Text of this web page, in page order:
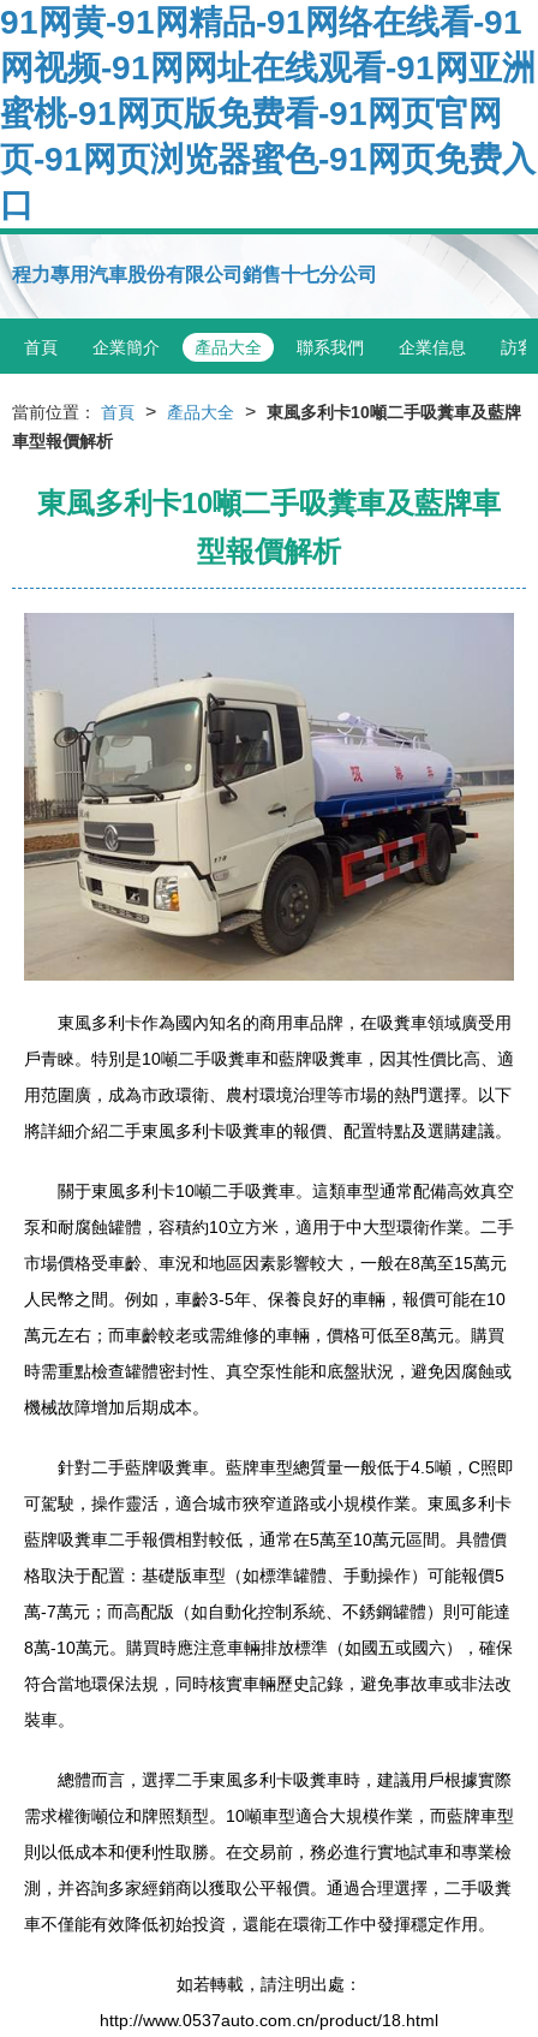
91网黄-91网精品-91网络在线看-91
网视频-91网网址在线观看-91网亚洲
蜜桃-91网页版免费看-91网页官网
页-91网页浏览器蜜色-91网页免费入
口
程力專用汽車股份有限公司銷售十七分公司
首頁 企業簡介 產品大全 聯系我們 企業信息 訪客
當前位置： 首頁 > 產品大全 > 東風多利卡10噸二手吸糞車及藍牌
車型報價解析
東風多利卡10噸二手吸糞車及藍牌車
型報價解析
東風多利卡作為國內知名的商用車品牌，在吸糞車領域廣受用
戶青睞。特別是10噸二手吸糞車和藍牌吸糞車，因其性價比高、適
用范圍廣，成為市政環衛、農村環境治理等市場的熱門選擇。以下
將詳細介紹二手東風多利卡吸糞車的報價、配置特點及選購建議。
關于東風多利卡10噸二手吸糞車。這類車型通常配備高效真空
泵和耐腐蝕罐體，容積約10立方米，適用于中大型環衛作業。二手
市場價格受車齡、車況和地區因素影響較大，一般在8萬至15萬元
人民幣之間。例如，車齡3-5年、保養良好的車輛，報價可能在10
萬元左右；而車齡較老或需維修的車輛，價格可低至8萬元。購買
時需重點檢查罐體密封性、真空泵性能和底盤狀況，避免因腐蝕或
機械故障增加后期成本。
針對二手藍牌吸糞車。藍牌車型總質量一般低于4.5噸，C照即
可駕駛，操作靈活，適合城市狹窄道路或小規模作業。東風多利卡
藍牌吸糞車二手報價相對較低，通常在5萬至10萬元區間。具體價
格取決于配置：基礎版車型（如標準罐體、手動操作）可能報價5
萬-7萬元；而高配版（如自動化控制系統、不銹鋼罐體）則可能達
8萬-10萬元。購買時應注意車輛排放標準（如國五或國六），確保
符合當地環保法規，同時核實車輛歷史記錄，避免事故車或非法改
裝車。
總體而言，選擇二手東風多利卡吸糞車時，建議用戶根據實際
需求權衡噸位和牌照類型。10噸車型適合大規模作業，而藍牌車型
則以低成本和便利性取勝。在交易前，務必進行實地試車和專業檢
測，并咨詢多家經銷商以獲取公平報價。通過合理選擇，二手吸糞
車不僅能有效降低初始投資，還能在環衛工作中發揮穩定作用。
如若轉載，請注明出處：
http://www.0537auto.com.cn/product/18.html